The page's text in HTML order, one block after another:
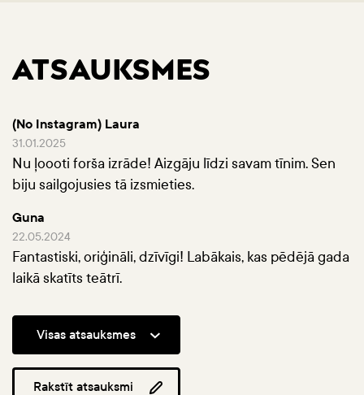
ATSAUKSMES
(No Instagram) Laura
31.01.2025
Nu ļoooti forša izrāde! Aizgāju līdzi savam tīnim. Sen
biju sailgojusies tā izsmieties.
Guna
22.05.2024
Fantastiski, oriģināli, dzīvīgi! Labākais, kas pēdējā gada
laikā skatīts teātrī.
Visas atsauksmes
Rakstīt atsauksmi